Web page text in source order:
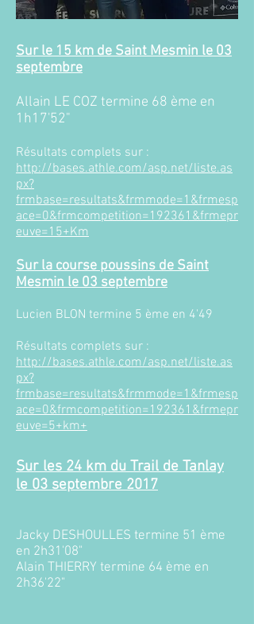
Sur le 15 km de Saint Mesmin le 03
septembre
Allain LE COZ termine 68 ème en
1h17'52"
Résultats complets sur :
http://bases.athle.com/asp.net/liste.as
px?
frmbase=resultats&frmmode=1&frmesp
ace=0&frmcompetition=192361&frmepr
euve=15+Km
Sur la course poussins de Saint
Mesmin le 03 septembre
Lucien BLON termine 5 ème en 4'49
Résultats complets sur :
http://bases.athle.com/asp.net/liste.as
px?
frmbase=resultats&frmmode=1&frmesp
ace=0&frmcompetition=192361&frmepr
euve=5+km+
Sur les 24 km du Trail de Tanlay
le 03 septembre 2017​
Jacky DESHOULLES termine 51 ème
en 2h31'08"
Alain THIERRY termine 64 ème en
2h36'22"